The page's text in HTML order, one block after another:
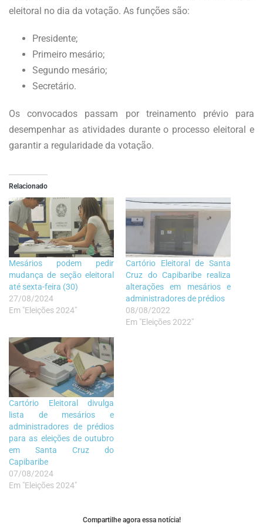
eleitoral no dia da votação. As funções são:
Presidente;
Primeiro mesário;
Segundo mesário;
Secretário.
Os convocados passam por treinamento prévio para
desempenhar as atividades durante o processo eleitoral e
garantir a regularidade da votação.
Relacionado
Mesários podem pedir
mudança de seção eleitoral
até sexta-feira (30)
27/08/2024
Em "Eleições 2024"
Cartório Eleitoral de Santa
Cruz do Capibaribe realiza
alterações em mesários e
administradores de prédios
08/08/2022
Em "Eleições 2022"
Cartório Eleitoral divulga
lista de mesários e
administradores de prédios
para as eleições de outubro
em Santa Cruz do
Capibaribe
07/08/2024
Em "Eleições 2024"
Compartilhe agora essa notícia!